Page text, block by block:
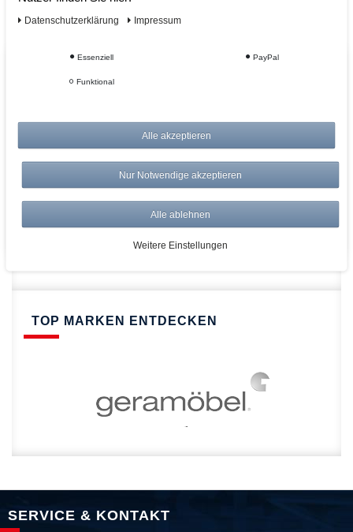
Kauf auf Rechnung
Risikolos: 14 Tage Rückgabe
Über 20.000 Artikel
Schnelle Lieferung
TOP MARKEN ENTDECKEN
SERVICE & KONTAKT
Daten­schutz­erklärung Impressum
Essenziell PayPal
Funktional
Alle akzeptieren
Nur Notwendige akzeptieren
Alle ablehnen
Weitere Einstellungen